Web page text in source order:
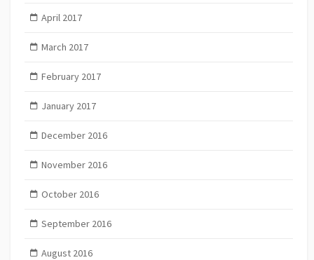
April 2017
March 2017
February 2017
January 2017
December 2016
November 2016
October 2016
September 2016
August 2016